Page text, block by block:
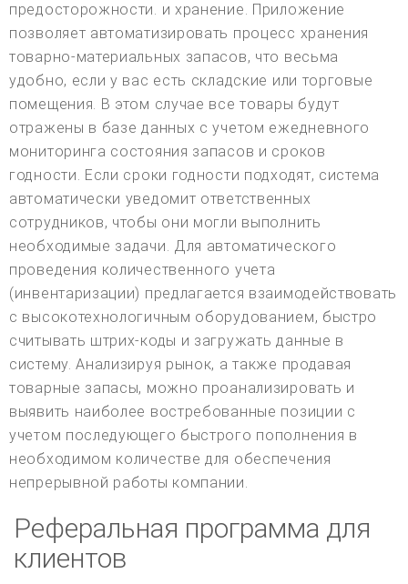
предосторожности. и хранение. Приложение
позволяет автоматизировать процесс хранения
товарно-материальных запасов, что весьма
удобно, если у вас есть складские или торговые
помещения. В этом случае все товары будут
отражены в базе данных с учетом ежедневного
мониторинга состояния запасов и сроков
годности. Если сроки годности подходят, система
автоматически уведомит ответственных
сотрудников, чтобы они могли выполнить
необходимые задачи. Для автоматического
проведения количественного учета
(инвентаризации) предлагается взаимодействовать
с высокотехнологичным оборудованием, быстро
считывать штрих-коды и загружать данные в
систему. Анализируя рынок, а также продавая
товарные запасы, можно проанализировать и
выявить наиболее востребованные позиции с
учетом последующего быстрого пополнения в
необходимом количестве для обеспечения
непрерывной работы компании.
Реферальная программа для
клиентов